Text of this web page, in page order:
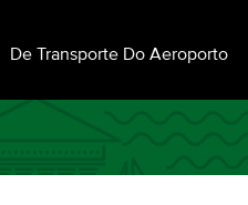
De Transporte Do Aeroporto